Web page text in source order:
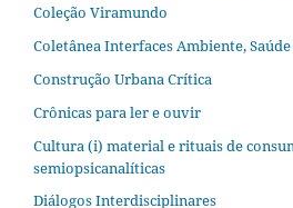
Coleção Viramundo
Coletânea Interfaces Ambiente,
Construção Urbana Crítica
Crônicas para ler e ouvir
Cultura (i) material e rituais de
semiopsicanalíticas
Diálogos Interdisciplinares